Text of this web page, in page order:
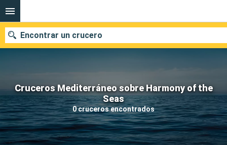
Cruceros Mediterráneo sobre Harmony of the
Seas
0 cruceros encontrados
Encontrar un crucero
Nuestros destinos
Fecha de salida
Puertos Compañías